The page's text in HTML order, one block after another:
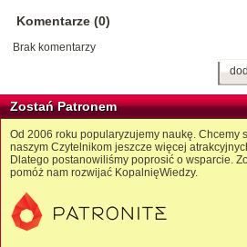
Komentarze (0)
Brak komentarzy
Zostań Patronem
Od 2006 roku popularyzujemy naukę. Chcemy
naszym Czytelnikom jeszcze więcej
Dlatego postanowiliśmy poprosić o wsparcie.
pomóż nam rozwijać KopalnięWiedzy.